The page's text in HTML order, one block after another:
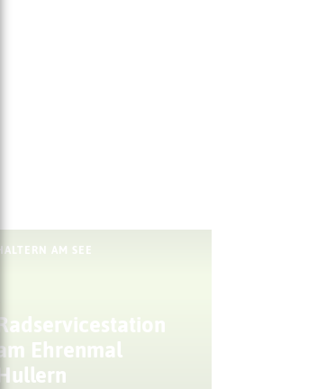
HALTERN AM SEE
Radservicestation
am Ehrenmal
Hullern